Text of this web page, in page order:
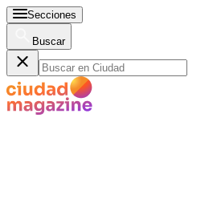
Secciones
Buscar